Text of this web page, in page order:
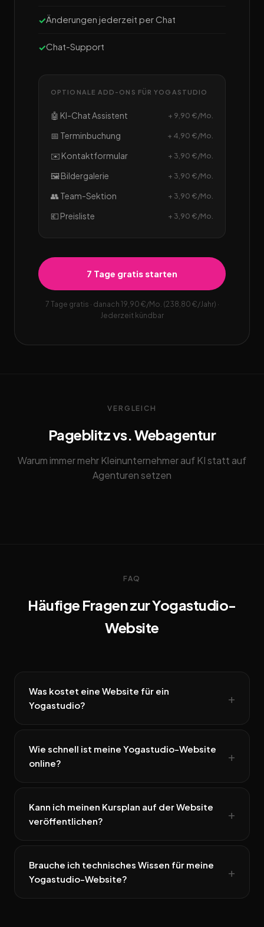
Änderungen jederzeit per Chat
Chat-Support
OPTIONALE ADD-ONS FÜR YOGASTUDIO
🤖 KI-Chat Assistent + 9,90 €/Mo.
📅 Terminbuchung + 4,90 €/Mo.
✉️ Kontaktformular + 3,90 €/Mo.
🖼️ Bildergalerie + 3,90 €/Mo.
👥 Team-Sektion + 3,90 €/Mo.
💶 Preisliste + 3,90 €/Mo.
7 Tage gratis starten
7 Tage gratis · danach 19,90 €/Mo. (238,80 €/Jahr) ·
Jederzeit kündbar
VERGLEICH
Pageblitz vs. Webagentur
Warum immer mehr Kleinunternehmer auf KI statt auf
Agenturen setzen
FAQ
Häufige Fragen zur Yogastudio-
Website
Was kostet eine Website für ein
Yogastudio?
Wie schnell ist meine Yogastudio-Website
online?
Kann ich meinen Kursplan auf der Website
veröffentlichen?
Brauche ich technisches Wissen für meine
Yogastudio-Website?